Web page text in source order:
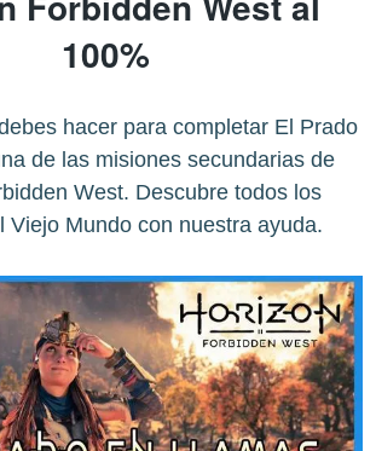
100%
hacer para completar El Prado
de las misiones secundarias de
West. Descubre todos los
Viejo Mundo con nuestra ayuda.